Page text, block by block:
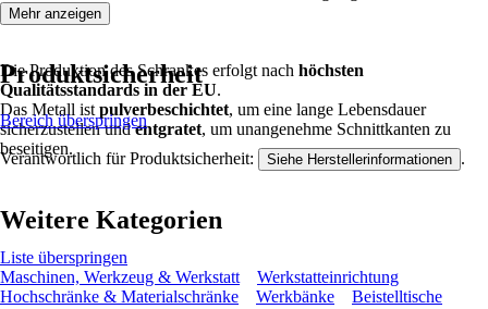
Die Produktion des Schrankes erfolgt nach höchsten
Qualitätsstandards in der EU.
Das Metall ist pulverbeschichtet, um eine lange Lebensdauer
sicherzustellen undentgratet, um unangenehme Schnittkanten zu
beseitigen.
Mehr anzeigen
Produktsicherheit
Bereich überspringen
Verantwortlich für Produktsicherheit: Siehe Herstellerinformationen .
Weitere Kategorien
Liste überspringen
Maschinen, Werkzeug & Werkstatt
Werkstatteinrichtung
Hochschränke & Materialschränke
Werkbänke
Beistelltische